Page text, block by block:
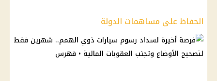
الحفاظ على مساهمات الدولة